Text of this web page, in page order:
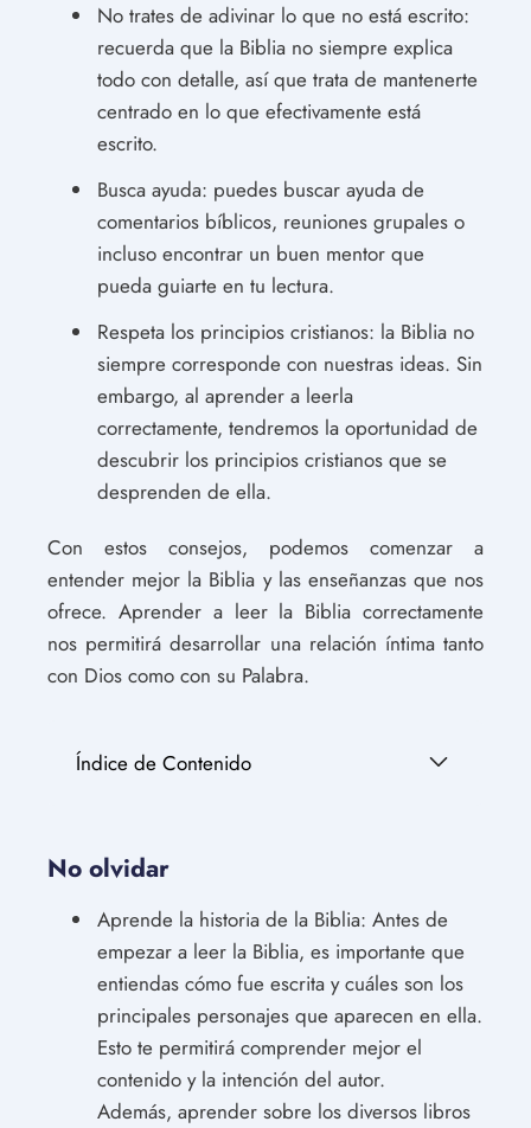
No trates de adivinar lo que no está escrito:
recuerda que la Biblia no siempre explica
todo con detalle, así que trata de mantenerte
centrado en lo que efectivamente está
escrito.
Busca ayuda: puedes buscar ayuda de
comentarios bíblicos, reuniones grupales o
incluso encontrar un buen mentor que
pueda guiarte en tu lectura.
Respeta los principios cristianos: la Biblia no
siempre corresponde con nuestras ideas. Sin
embargo, al aprender a leerla
correctamente, tendremos la oportunidad de
descubrir los principios cristianos que se
desprenden de ella.
Con estos consejos, podemos comenzar a
entender mejor la Biblia y las enseñanzas que nos
ofrece. Aprender a leer la Biblia correctamente
nos permitirá desarrollar una relación íntima tanto
con Dios como con su Palabra.
Índice de Contenido
No olvidar
Aprende la historia de la Biblia: Antes de
empezar a leer la Biblia, es importante que
entiendas cómo fue escrita y cuáles son los
principales personajes que aparecen en ella.
Esto te permitirá comprender mejor el
contenido y la intención del autor.
Además, aprender sobre los diversos libros